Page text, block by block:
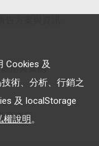
用與案例
音內容
Cookies 及
術、分析、行銷之
及 localStorage
權說明。